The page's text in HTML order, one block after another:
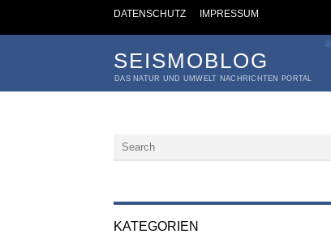
DATENSCHUTZ IMPRESSUM
SEISMOBLOG
DAS NATUR UND UMWELT NACHRICHTEN PORTAL
KATEGORIEN